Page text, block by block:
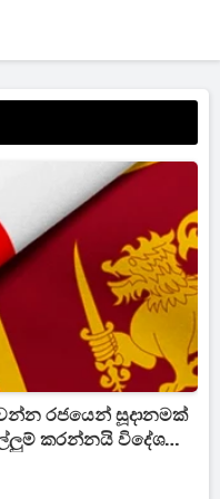
රජයෙන් සූදානමක්
කරන්නයි විදේශ